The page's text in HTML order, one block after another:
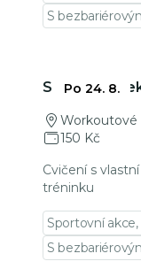
S
Skupinová
Workoutové
150 Kč
Cvičení s
tréninku
Sportovní
S
Po 24. 8.